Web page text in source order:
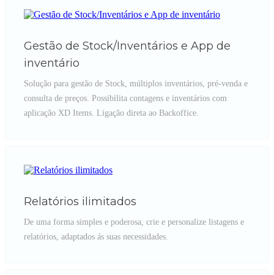
Gestão de Stock/Inventários e App de
inventário
Solução para gestão de Stock, múltiplos inventários, pré-venda e
consulta de preços. Possibilita contagens e inventários com
aplicação XD Items. Ligação direta ao Backoffice.
Relatórios ilimitados
De uma forma simples e poderosa, crie e personalize listagens e
relatórios, adaptados ás suas necessidades.